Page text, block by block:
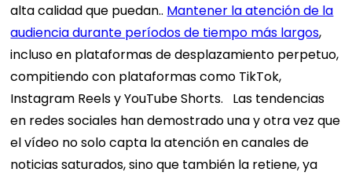
alta calidad que puedan.. Mantener la atención de la
audiencia durante períodos de tiempo más largos,
incluso en plataformas de desplazamiento perpetuo,
compitiendo con plataformas como TikTok,
Instagram Reels y YouTube Shorts.
Las tendencias
en redes sociales han demostrado una y otra vez que
el vídeo no solo capta la atención en canales de
noticias saturados, sino que también la retiene, ya